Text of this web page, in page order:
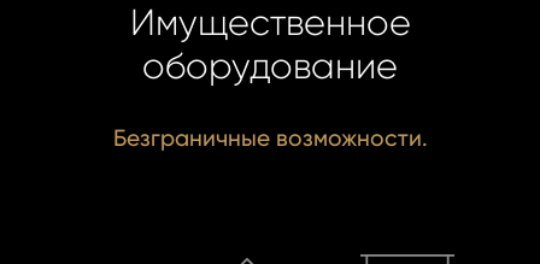
Имущественное
оборудование
Безграничные возможности.